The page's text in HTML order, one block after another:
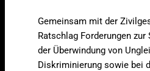
Gemeinsam mit der
Ratschlag Forderungen
der Überwindung von
Diskriminierung sowie bei